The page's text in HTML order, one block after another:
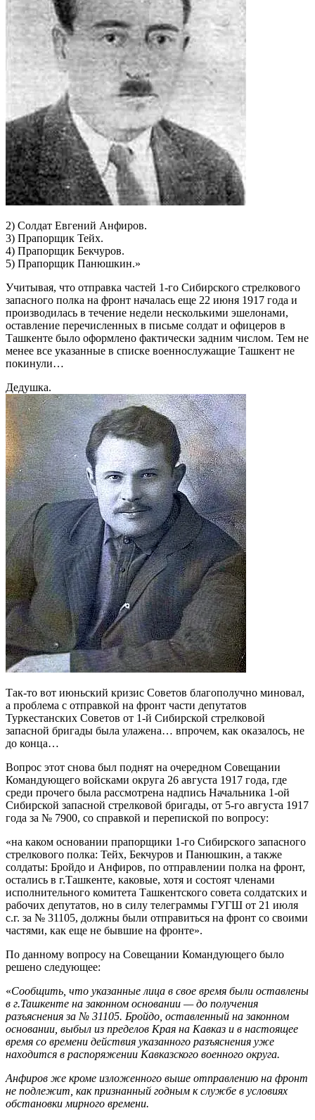
2) Солдат Евгений Анфиров.
3) Прапорщик Тейх.
4) Прапорщик Бекчуров.
5) Прапорщик Панюшкин.»
Учитывая, что отправка частей 1-го Сибирского стрелкового
запасного полка на фронт началась еще 22 июня 1917 года и
производилась в течение недели несколькими эшелонами,
оставление перечисленных в письме солдат и офицеров в
Ташкенте было оформлено фактически задним числом. Тем не
менее все указанные в списке военнослужащие Ташкент не
покинули…
Дедушка.
Так-то вот июньский кризис Советов благополучно миновал,
а проблема с отправкой на фронт части депутатов
Туркестанских Советов от 1-й Сибирской стрелковой
запасной бригады была улажена… впрочем, как оказалось, не
до конца…
Вопрос этот снова был поднят на очередном Совещании
Командующего войсками округа 26 августа 1917 года, где
среди прочего была рассмотрена надпись Начальника 1-ой
Сибирской запасной стрелковой бригады, от 5-го августа 1917
года за № 7900, со справкой и перепиской по вопросу:
«на каком основании прапорщики 1-го Сибирского запасного
стрелкового полка: Тейх, Бекчуров и Панюшкин, а также
солдаты: Бройдо и Анфиров, по отправлении полка на фронт,
остались в г.Ташкенте, каковые, хотя и состоят членами
исполнительного комитета Ташкентского совета солдатских и
рабочих депутатов, но в силу телеграммы ГУГШ от 21 июля
с.г. за № 31105, должны были отправиться на фронт со своими
частями, как еще не бывшие на фронте».
По данному вопросу на Совещании Командующего было
решено следующее:
«Сообщить, что указанные лица в свое время были оставлены
в г.Ташкенте на законном основании — до получения
разъяснения за № 31105. Бройдо, оставленный на законном
основании, выбыл из пределов Края на Кавказ и в настоящее
время со времени действия указанного разъяснения уже
находится в распоряжении Кавказского военного округа.
Анфиров же кроме изложенного выше отправлению на фронт
не подлежит, как признанный годным к службе в условиях
обстановки мирного времени.